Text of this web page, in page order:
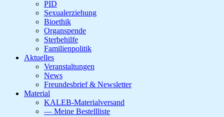
PID
Sexualerziehung
Bioethik
Organspende
Sterbehilfe
Familienpolitik
Aktuelles
Veranstaltungen
News
Freundesbrief & Newsletter
Material
KALEB-Materialversand
— Meine Bestellliste